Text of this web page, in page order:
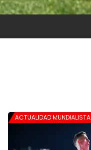
ACTUALIDAD MUNDIALISTA